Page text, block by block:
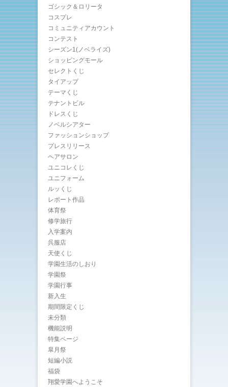
ゴシック＆ロリータ
コスプレ
コミュニティアカウント
コンテスト
シーズン1(ノベライズ)
ショッピングモール
セレクトくじ
タイアップ
テーマくじ
テナントビル
ドレスくじ
ノベルシアター
ファッションショップ
プレスリリース
ヘアサロン
ユニコレくじ
ユニフォーム
ルッくじ
レポート作品
体育祭
修学旅行
入学案内
呉服店
天使くじ
学園生活のしおり
学園祭
学園行事
新入生
期間限定くじ
未分類
機能説明
特集ページ
皐月祭
短編小説
福袋
翔愛学園へようこそ